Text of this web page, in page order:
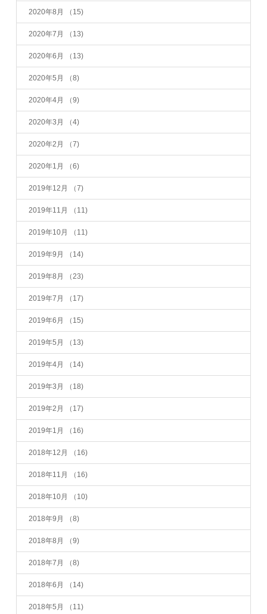
2020年8月 （15)
2020年7月 （13)
2020年6月 （13)
2020年5月 （8)
2020年4月 （9)
2020年3月 （4)
2020年2月 （7)
2020年1月 （6)
2019年12月 （7)
2019年11月 （11)
2019年10月 （11)
2019年9月 （14)
2019年8月 （23)
2019年7月 （17)
2019年6月 （15)
2019年5月 （13)
2019年4月 （14)
2019年3月 （18)
2019年2月 （17)
2019年1月 （16)
2018年12月 （16)
2018年11月 （16)
2018年10月 （10)
2018年9月 （8)
2018年8月 （9)
2018年7月 （8)
2018年6月 （14)
2018年5月 （11)